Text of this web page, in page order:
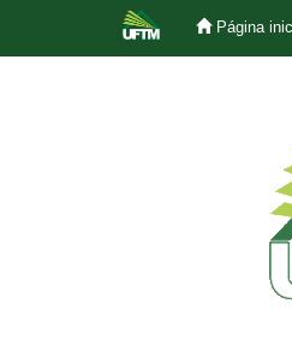
Página